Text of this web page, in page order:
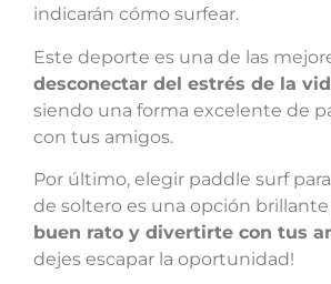
indicarán cómo surfear.
Este deporte es una de las
desconectar del estrés de la
siendo una forma excelente de
con tus amigos.
Por último, elegir paddle surf
de soltero es una opción brillante
buen rato y divertirte con tus
dejes escapar la oportunidad!